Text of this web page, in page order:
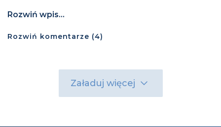
Rozwiń wpis...
Rozwiń komentarze (4)
Załaduj więcej